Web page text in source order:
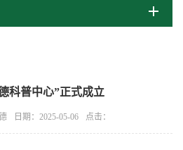
科普中心”正式成立
日期：2025-05-06 点击：